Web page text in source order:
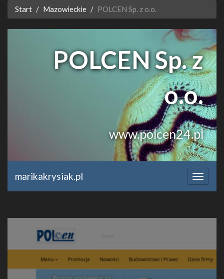
Start Mazowieckie POLCEN Sp. z o.o.
POLCEN Sp. z
o.o.
www.polcen24.pl
marikakrysiak.pl